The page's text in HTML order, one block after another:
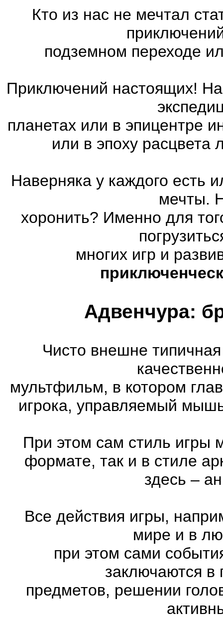
Кто из нас не мечтал
подземном переходе
Приключений настоящих! На
планетах или в эпицентре
или в эпоху
Наверняка у каждого есть
мечты.
хоронить? Именно для
многих игр и
Адвенчура:
Чисто внешне
мультфильм, в котором
игрока, управляемый
При этом сам стиль игры
формате, так и в стиле
здесь –
Все действия игры,
мире и в
при этом сами
заключаются в
предметов, решении